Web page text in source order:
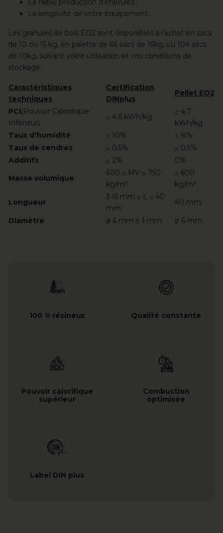
100 % résineux Qualité constante
Pouvoir calorifique
supérieur
Combustion
optimisée
Label DIN plus
La faible production d’imbrûlés ;
La longévité de votre équipement.
Les granulés de bois EO2 sont disponibles à l’achat en sacs
de 10 ou 15 kg, en palette de 66 sacs de 15kg, ou 104 sacs
de 10kg, suivant votre utilisation et vos conditions de
stockage.
Caractéristiques
techniques
Certification
DINplus
Pellet EO2
PCI(Pouvoir Calorifique
Inférieur)
≥ 4.6 kWh/kg
≥ 4,7
kWh/kg
Taux d’humidité
≤ 10%
≤ 8%
Taux de cendres
≤ 0.5%
≤ 0.5%
Additifs
≤ 2%
0%
Masse volumique
600 ≤ MV ≤ 750
kg/m³
≥ 600
kg/m³
Longueur
3.15 mm ≤ L ≤ 40
mm
40 mm
Diamètre ø 6 mm ± 1 mm ø 6 mm